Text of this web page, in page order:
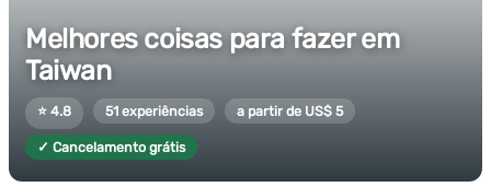
Melhores coisas para fazer em
Taiwan
⭐ 4.8 51 experiências a partir de US$ 5
✓ Cancelamento grátis